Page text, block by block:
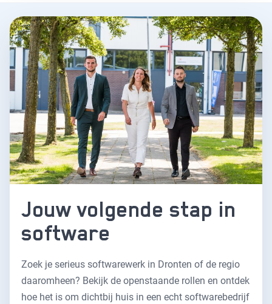
Jouw volgende stap in
software
Zoek je serieus softwarewerk in Dronten of de regio
daaromheen? Bekijk de openstaande rollen en ontdek
hoe het is om dichtbij huis in een echt softwarebedrijf